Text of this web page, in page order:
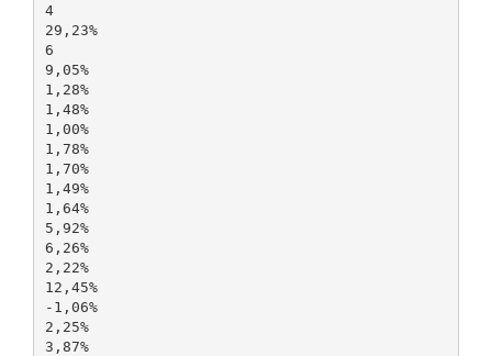
4
29,23%
6
9,05%
1,28%
1,48%
1,00%
1,78%
1,70%
1,49%
1,64%
5,92%
6,26%
2,22%
12,45%
-1,06%
2,25%
3,87%